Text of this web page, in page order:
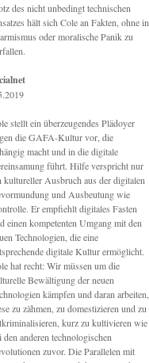
des nicht unbedingt technischen
hält sich Cole an Fakten, ohne in
oder moralische Panik zu
stellt ein überzeugendes Plädoyer
die GAFA-Kultur vor, die
macht und in die digitale
führt. Hilfe verspricht nur
kultureller Ausbruch aus der digitalen
und Ausbeutung wie
Er empfiehlt digitales Fasten
einen kompetenten Umgang mit den
Technologien, die eine
digitale Kultur ermöglicht.
hat recht: Wir müssen um die
Bewältigung der neuen
kämpfen und daran arbeiten,
zu zähmen, zu domestizieren und zu
kurz zu kultivieren wie
den anderen technologischen
zuvor. Die Parallelen mit